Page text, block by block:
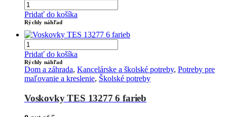
Pridať do košíka
Rýchly náhľad
Pridať do košíka
Rýchly náhľad
Dom a záhrada, Kancelárske a školské potreby, Potreby pre
maľovanie a kreslenie, Školské potreby
Voskovky TES 13277 6 farieb